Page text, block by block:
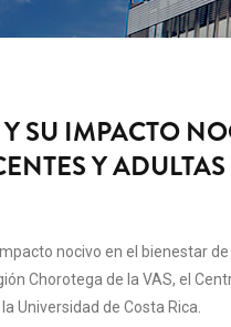
SU IMPACTO
Y ADULTAS
nocivo en el bienestar
Chorotega de la VAS, el
Universidad de Costa Rica.